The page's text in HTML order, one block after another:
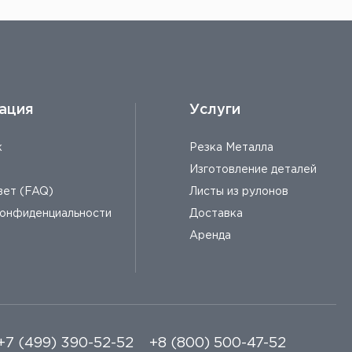
(FAQ)
Услуги
Резка Металла
Изготовление деталей
Листы из рулонов
Доставка
Аренда
(499) 390-52-52 +8 (800) 500-47-52